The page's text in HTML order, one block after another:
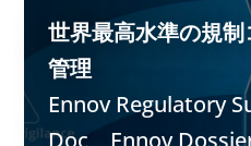
世界最高水準の規
管理
Ennov Regulatory